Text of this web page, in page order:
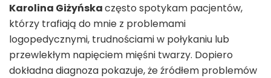
Karolina Giżyńskaczęsto spotykam pacjentów,
którzy trafiają do mnie z problemami
logopedycznymi, trudnościami w połykaniu lub
przewlekłym napięciem mięśni twarzy. Dopiero
dokładna diagnoza pokazuje, że źródłem problemów